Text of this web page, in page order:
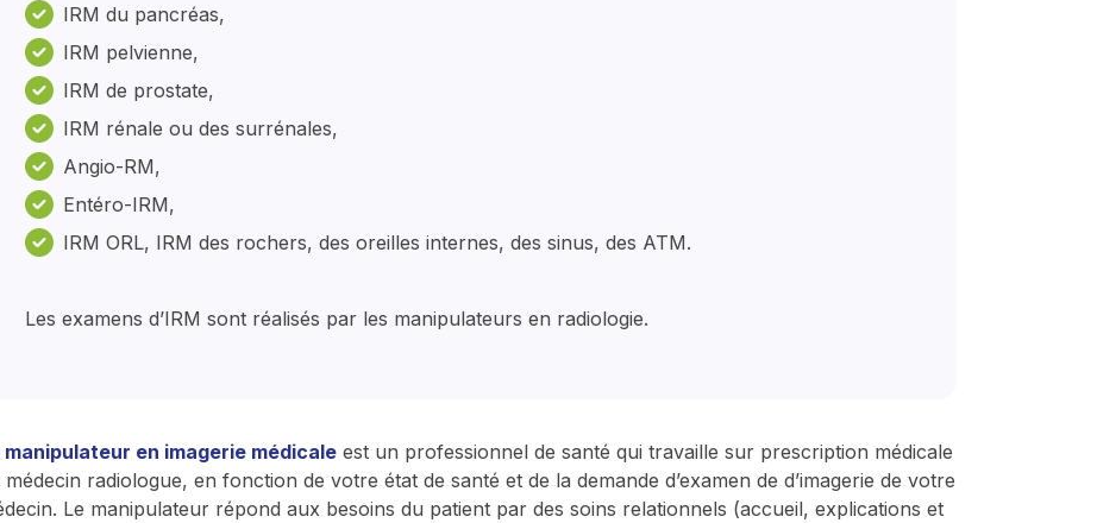
IRM du pancréas,
IRM pelvienne,
IRM de prostate,
IRM rénale ou des surrénales,
Angio-RM,
Entéro-IRM,
IRM ORL, IRM des rochers, des oreilles internes, des sinus, des ATM.
Les examens d’IRM sont réalisés par les manipulateurs en radiologie.
manipulateur en imagerie médicale est un professionnel de santé qui travaille sur prescription médicale
médecin radiologue, en fonction de votre état de santé et de la demande d’examen de d’imagerie de votre
Le manipulateur répond aux besoins du patient par des soins relationnels (accueil, explications et